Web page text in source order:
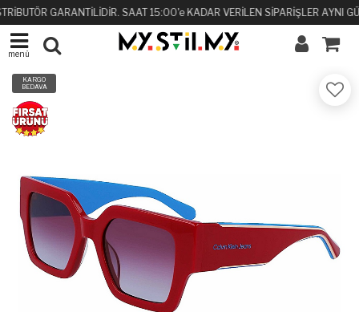
GARANTİLİDİR. SAAT 15:00'e KADAR VERİLEN SİPARİŞLER AYNI
menü
KARGO
BEDAVA